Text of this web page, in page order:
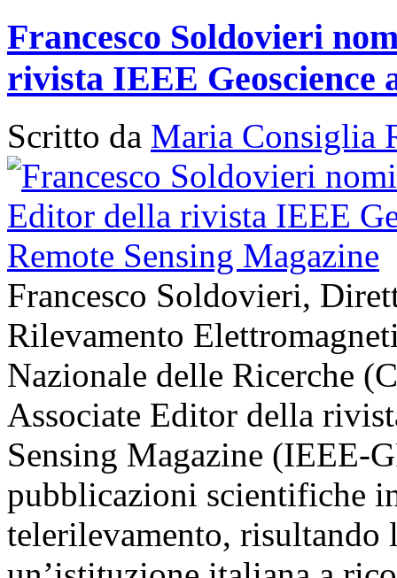
Francesco Soldovieri
rivista IEEE Geoscience
Scritto da Maria Consiglia
Francesco Soldovieri,
Rilevamento
Nazionale delle Ricerche
Associate Editor della
Sensing Magazine (IEEE-
pubblicazioni scientifiche
telerilevamento, risultando